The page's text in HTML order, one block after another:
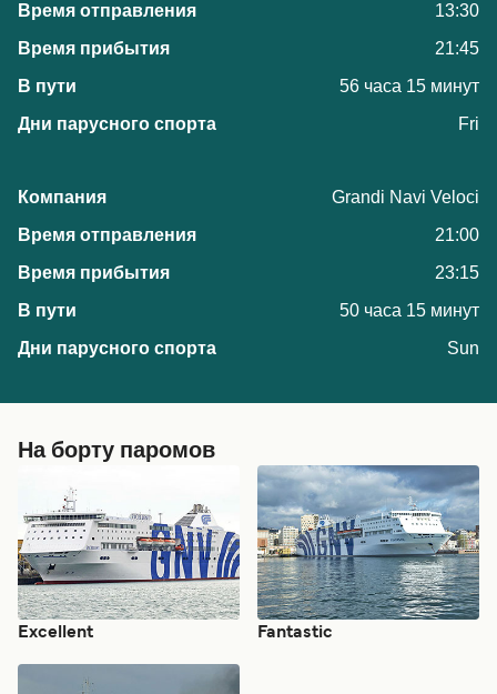
13:30
21:45
56 часа 15 минут
Fri
Grandi Navi Veloci
21:00
23:15
50 часа 15 минут
Sun
На борту паромов
Excellent Fantastic